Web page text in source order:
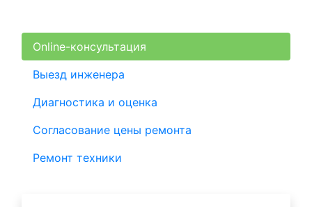
Online-консультация
Выезд инженера
Диагностика и оценка
Согласование цены ремонта
Ремонт техники